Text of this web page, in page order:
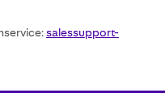
salessupport-